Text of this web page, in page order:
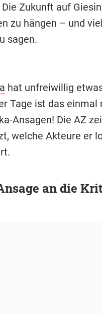
Die Zukunft auf
zu hängen – und
sagen.
hat unfreiwillig
Tage ist das
Ansagen! Die AZ
welche Akteure er
an die